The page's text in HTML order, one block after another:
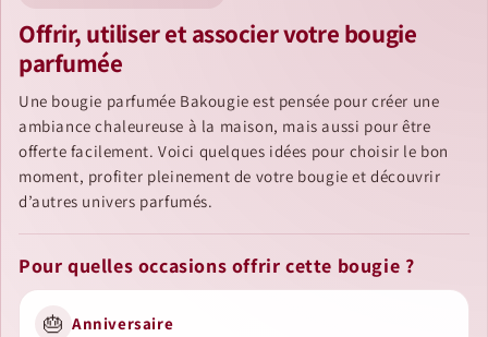
Offrir, utiliser et associer votre bougie
parfumée
Une bougie parfumée Bakougie est pensée pour créer une
ambiance chaleureuse à la maison, mais aussi pour être
offerte facilement. Voici quelques idées pour choisir le bon
moment, profiter pleinement de votre bougie et découvrir
d’autres univers parfumés.
Pour quelles occasions offrir cette bougie ?
🎂 Anniversaire